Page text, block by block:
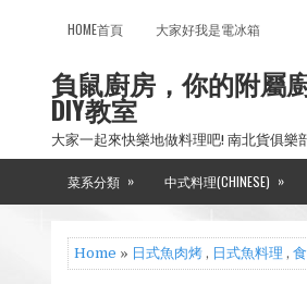
HOME首頁 大家好我是電冰箱
負鼠廚房，你的附屬
DIY教室
大家一起來快樂地做料理吧! 南北貨俱樂
菜系分類 » 中式料理(CHINESE) »
Home » 日式魚肉烤 , 日式魚料理 ,